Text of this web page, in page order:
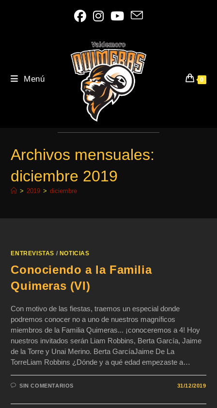
Menú 0
Archivos mensuales:
diciembre 2019
> 2019 > diciembre
ENTREVISTAS / NOTICIAS
Conociendo a la Familia
Quimeras (VI)
Con motivo de las fiestas, traemos un especial donde
podremos conocer no a uno de nuestros magníficos
miembros de la Familia Quimeras... ¡conoceremos a 4! Hoy
nuestros invitados serán Liam Robbins, Berta García, Jaime
de la Torre y Unai Merino. Berta GarcíaJaime De La
TorreLiam Robbins ¿Dónde y a qué edad empezaste a…
SIN COMENTARIOS 31/12/2019